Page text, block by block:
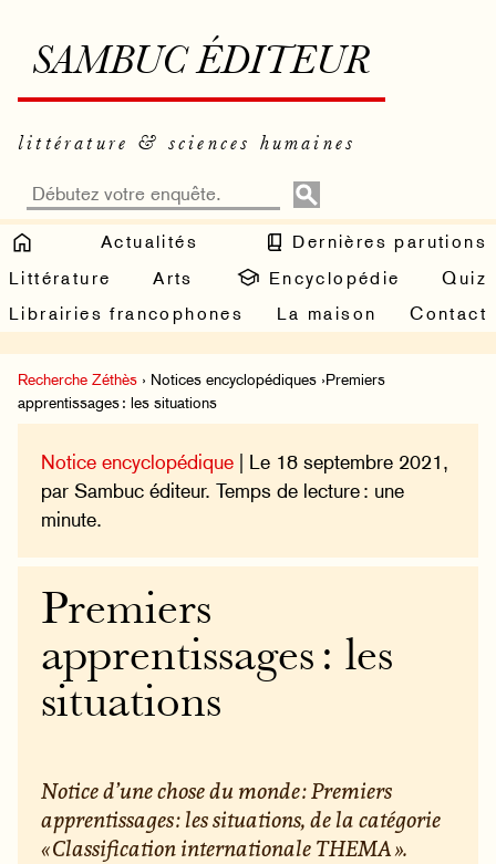
SAMBUC ÉDITEUR
littérature & sciences humaines
Actualités
Dernières parutions
Littérature
Arts Encyclopédie
Quiz
Librairies francophones
La maison Contact
Recherche Zéthès › Notices encyclopédiques ›Premiers
apprentissages : les situations
Notice encyclopédique | Le 18 septembre 2021,
par Sambuc éditeur. Temps de lecture : une
minute.
Premiers
apprentissages : les
situations
Notice d’une chose du monde : Premiers
apprentissages : les situations, de la catégorie
« Classification internationale THEMA ».